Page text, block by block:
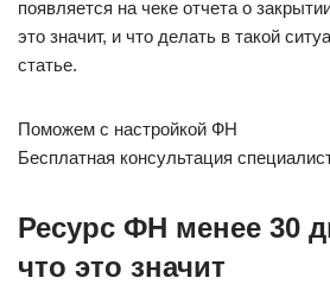
появляется на чеке отчета о
это значит, и что делать в такой
статье.
Поможем с настройкой ФН
Бесплатная консультация
Ресурс ФН менее 30
что это значит